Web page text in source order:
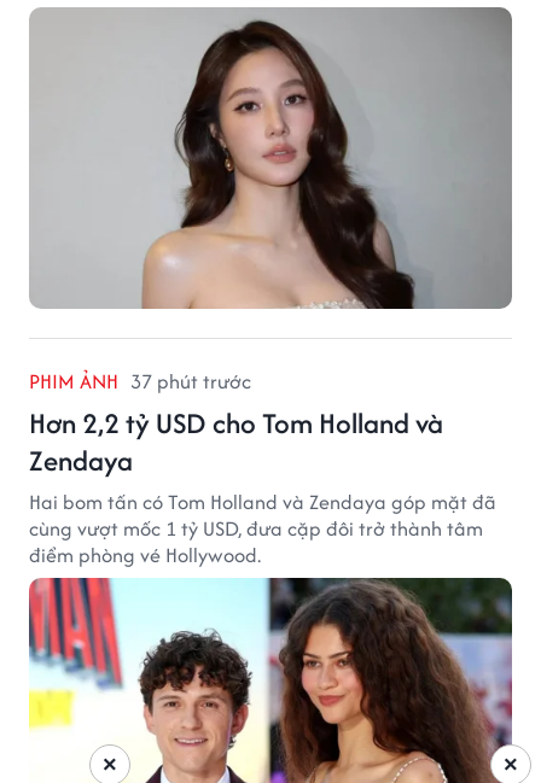
PHIM ẢNH 37 phút trước
Hơn 2,2 tỷ USD cho Tom Holland và
Zendaya
Hai bom tấn có Tom Holland và Zendaya góp mặt đã
cùng vượt mốc 1 tỷ USD, đưa cặp đôi trở thành tâm
điểm phòng vé Hollywood.
×
×